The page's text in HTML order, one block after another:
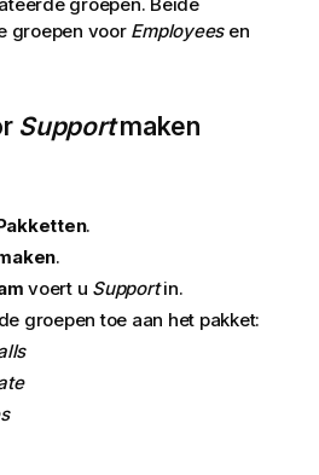
groepen voor Employeesen
Supportmaken
.
.
voert u Supportin.
groepen toe aan het pakket: